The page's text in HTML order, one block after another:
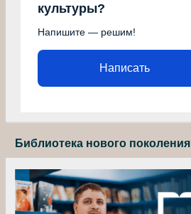
культуры?
Напишите — решим!
Написать
Библиотека нового поколения